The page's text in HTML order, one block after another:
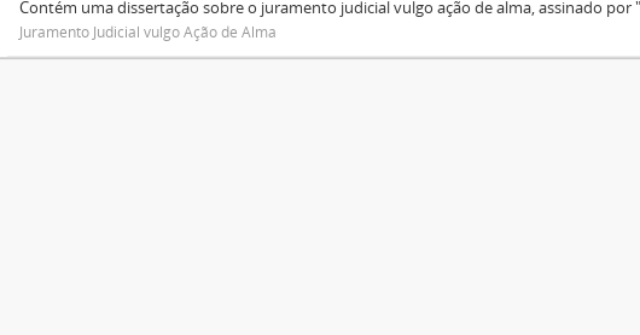
Contém uma dissertação sobre o juramento judicial vulgo ação de alma, assinado por
Juramento Judicial vulgo Ação de Alma